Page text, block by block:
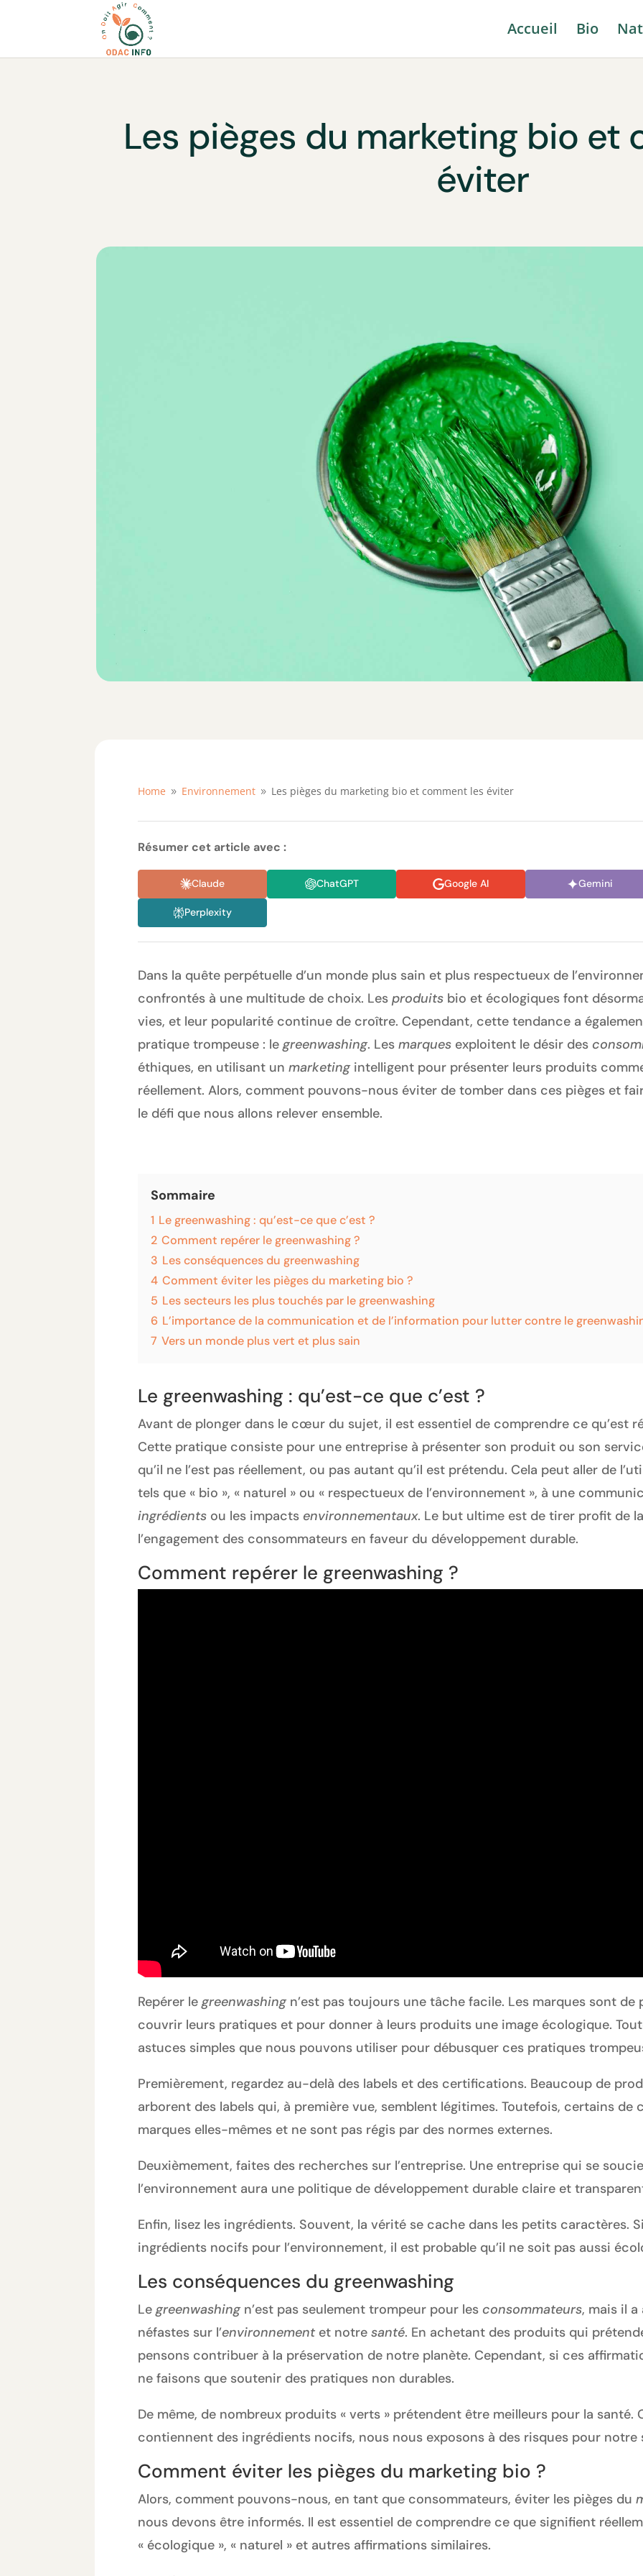
Accueil Bio
Les pièges du marketing bio et
éviter
Home 9 Environnement 9 Les pièges du marketing bio et comment les éviter
Résumer cet article avec :
Claude ChatGPT Google AI Gemini
Perplexity
Dans la quête perpétuelle d’un monde plus sain et plus respectueux de
confrontés à une multitude de choix. Les produits bio et écologiques font
vies, et leur popularité continue de croître. Cependant, cette tendance a
pratique trompeuse : le greenwashing. Les marques exploitent le désir des
éthiques, en utilisant un marketingintelligent pour présenter leurs produits comme
réellement. Alors, comment pouvons-nous éviter de tomber dans ces pièges et
le défi que nous allons relever ensemble.
Sommaire
1 Le greenwashing : qu’est-ce que c’est ?
2 Comment repérer le greenwashing ?
3 Les conséquences du greenwashing
4 Comment éviter les pièges du marketing bio ?
5 Les secteurs les plus touchés par le greenwashing
6 L’importance de la communication et de l’information pour lutter contre le
7 Vers un monde plus vert et plus sain
Le greenwashing : qu’est-ce que c’est ?
Avant de plonger dans le cœur du sujet, il est essentiel de comprendre ce qu’est
Cette pratique consiste pour une entreprise à présenter son produit ou son
qu’il ne l’est pas réellement, ou pas autant qu’il est prétendu. Cela peut aller de
tels que « bio », « naturel » ou « respectueux de l’environnement », à une
ingrédients ou les impacts environnementaux. Le but ultime est de tirer profit de
l’engagement des consommateurs en faveur du développement durable.
Comment repérer le greenwashing ?
Repérer legreenwashingn’est pas toujours une tâche facile. Les marques sont de
couvrir leurs pratiques et pour donner à leurs produits une image écologique.
astuces simples que nous pouvons utiliser pour débusquer ces pratiques
Premièrement, regardez au-delà des labels et des certifications. Beaucoup de
arborent des labels qui, à première vue, semblent légitimes. Toutefois, certains de
marques elles-mêmes et ne sont pas régis par des normes externes.
Deuxièmement, faites des recherches sur l’entreprise. Une entreprise qui se
l’environnement aura une politique de développement durable claire et
Enfin, lisez les ingrédients. Souvent, la vérité se cache dans les petits caractères.
ingrédients nocifs pour l’environnement, il est probable qu’il ne soit pas aussi
Les conséquences du greenwashing
Legreenwashingn’est pas seulement trompeur pour les consommateurs, mais il
néfastes sur l’environnement et notre santé. En achetant des produits qui
pensons contribuer à la préservation de notre planète. Cependant, si ces
ne faisons que soutenir des pratiques non durables.
De même, de nombreux produits « verts » prétendent être meilleurs pour la santé.
contiennent des ingrédients nocifs, nous nous exposons à des risques pour notre
Comment éviter les pièges du marketing bio ?
Alors, comment pouvons-nous, en tant que consommateurs, éviter les pièges du
nous devons être informés. Il est essentiel de comprendre ce que signifient
« écologique », « naturel » et autres affirmations similaires.